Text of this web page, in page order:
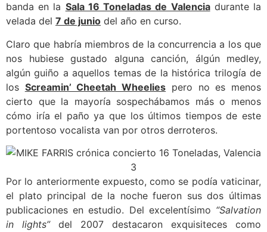
banda en la Sala 16 Toneladas de Valenciadurante la
velada del 7 de junio del año en curso.
Claro que habría miembros de la concurrencia a los que
nos hubiese gustado alguna canción, álgún medley,
algún guiño a aquellos temas de la histórica trilogía de
los Screamin’ Cheetah Wheelies pero no es menos
cierto que la mayoría sospechábamos más o menos
cómo iría el paño ya que los últimos tiempos de este
portentoso vocalista van por otros derroteros.
Por lo anteriormente expuesto, como se podía vaticinar,
el plato principal de la noche fueron sus dos últimas
publicaciones en estudio. Del excelentísimo “Salvation
in lights”del 2007 destacaron exquisiteces como